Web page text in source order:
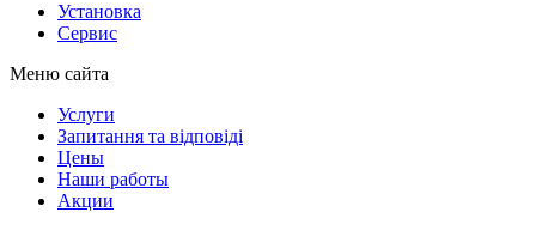
Установка
Сервис
Меню сайта
Услуги
Запитання та відповіді
Цены
Наши работы
Акции